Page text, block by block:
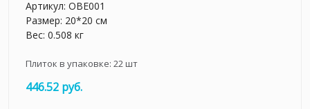
Артикул: OBE001
Размер: 20*20 см
Вес: 0.508 кг
Плиток в упаковке: 22шт
446.52 руб.